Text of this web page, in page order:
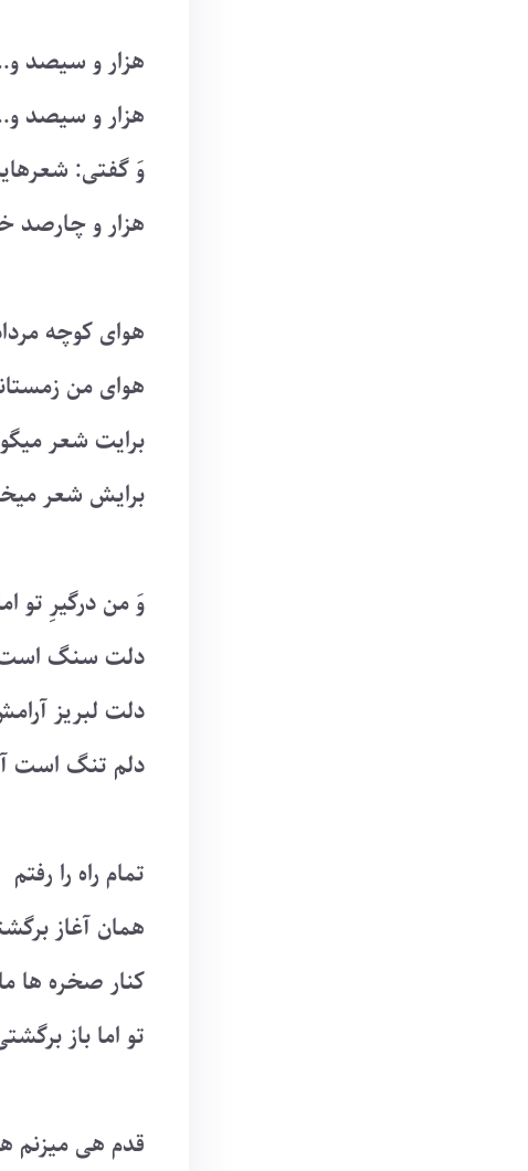
هزار و سیصد
هزار و سیصد
وَ گفتی:
هزار و چارصد
هوای کوچه
هوای من
برایت شعر
برایش شعر
وَ من درگیرِ تو
دلت سنگ
دلت لبریز
دلم تنگ است
تمام راه را رفتم
همان آغاز
کنار صخره ها
تو اما باز
قدم هی